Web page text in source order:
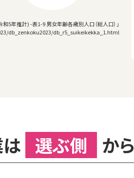
5年推計) -表1-9 男女年齢各歳別人口（総人口）」
db_zenkoku2023/db_r5_suikeikekka_1.html
選ぶ側 から